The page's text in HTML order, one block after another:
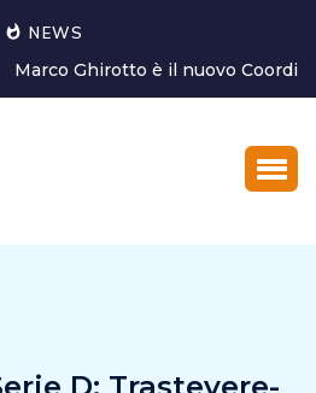
NEWS
Coordinatore dell’Area tecnica
settore g...